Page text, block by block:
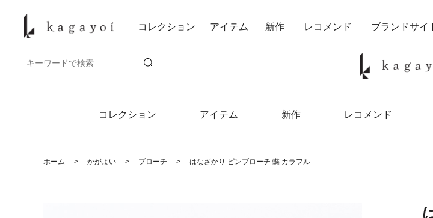
コレクション アイテム 新作 レコメンド
コレクション アイテム 新作 レコメンド ブランドサイ
ホーム > かがよい > ブローチ > はなざかり ピンブローチ 蝶 カラフル